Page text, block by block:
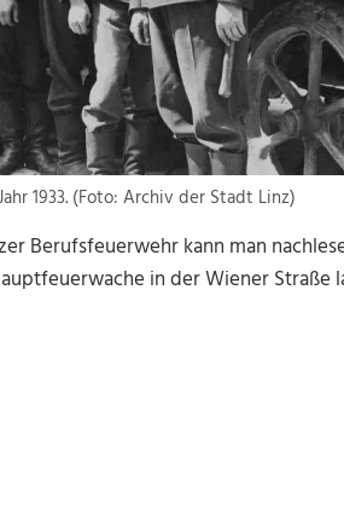
1933. (Foto: Archiv der Stadt Linz)
Berufsfeuerwehr kann man
in der Wiener Straße